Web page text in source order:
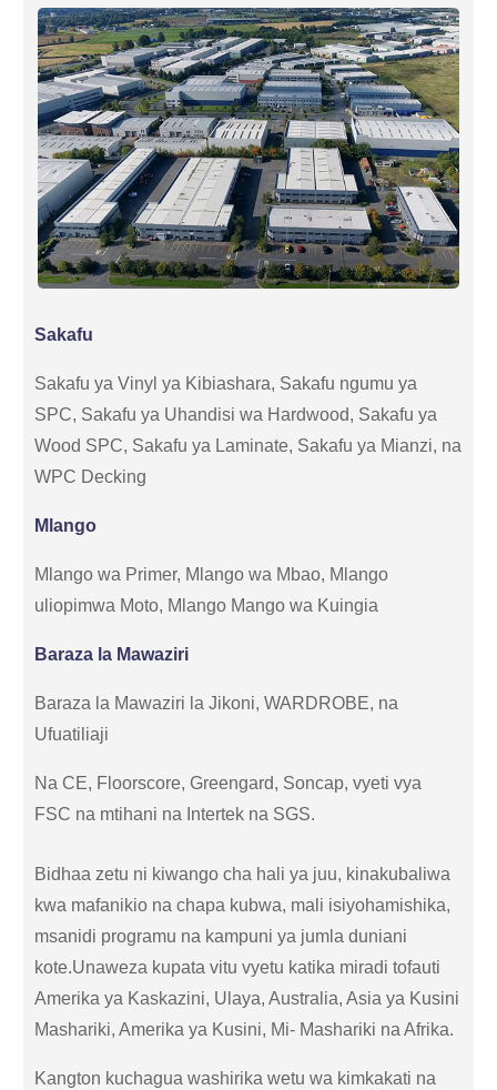
Sakafu
Sakafu ya Vinyl ya Kibiashara, Sakafu ngumu ya
SPC, Sakafu ya Uhandisi wa Hardwood, Sakafu ya
Wood SPC, Sakafu ya Laminate, Sakafu ya Mianzi, na
WPC Decking
Mlango
Mlango wa Primer, Mlango wa Mbao, Mlango
uliopimwa Moto, Mlango Mango wa Kuingia
Baraza la Mawaziri
Baraza la Mawaziri la Jikoni, WARDROBE, na
Ufuatiliaji
Na CE, Floorscore, Greengard, Soncap, vyeti vya
FSC na mtihani na Intertek na SGS.
Bidhaa zetu ni kiwango cha hali ya juu, kinakubaliwa
kwa mafanikio na chapa kubwa, mali isiyohamishika,
msanidi programu na kampuni ya jumla duniani
kote.Unaweza kupata vitu vyetu katika miradi tofauti
Amerika ya Kaskazini, Ulaya, Australia, Asia ya Kusini
Mashariki, Amerika ya Kusini, Mi- Mashariki na Afrika.
Kangton kuchagua washirika wetu wa kimkakati na